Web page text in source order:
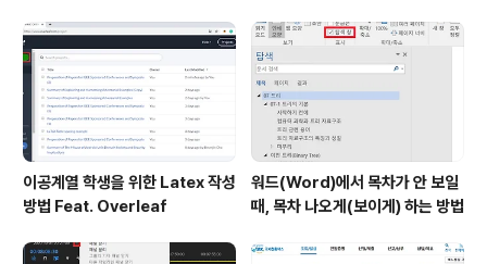
이공계열 학생을 위한 Latex 작성
방법 Feat. Overleaf
워드(Word)에서 목차가 안 보일
때, 목차 나오게(보이게) 하는 방법